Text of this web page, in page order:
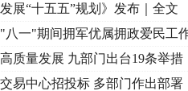
展“十五五”规划》发布｜全文
八一"期间拥军优属拥政爱民工
质量发展 九部门出台19条举措
易中心招投标 多部门作出部署